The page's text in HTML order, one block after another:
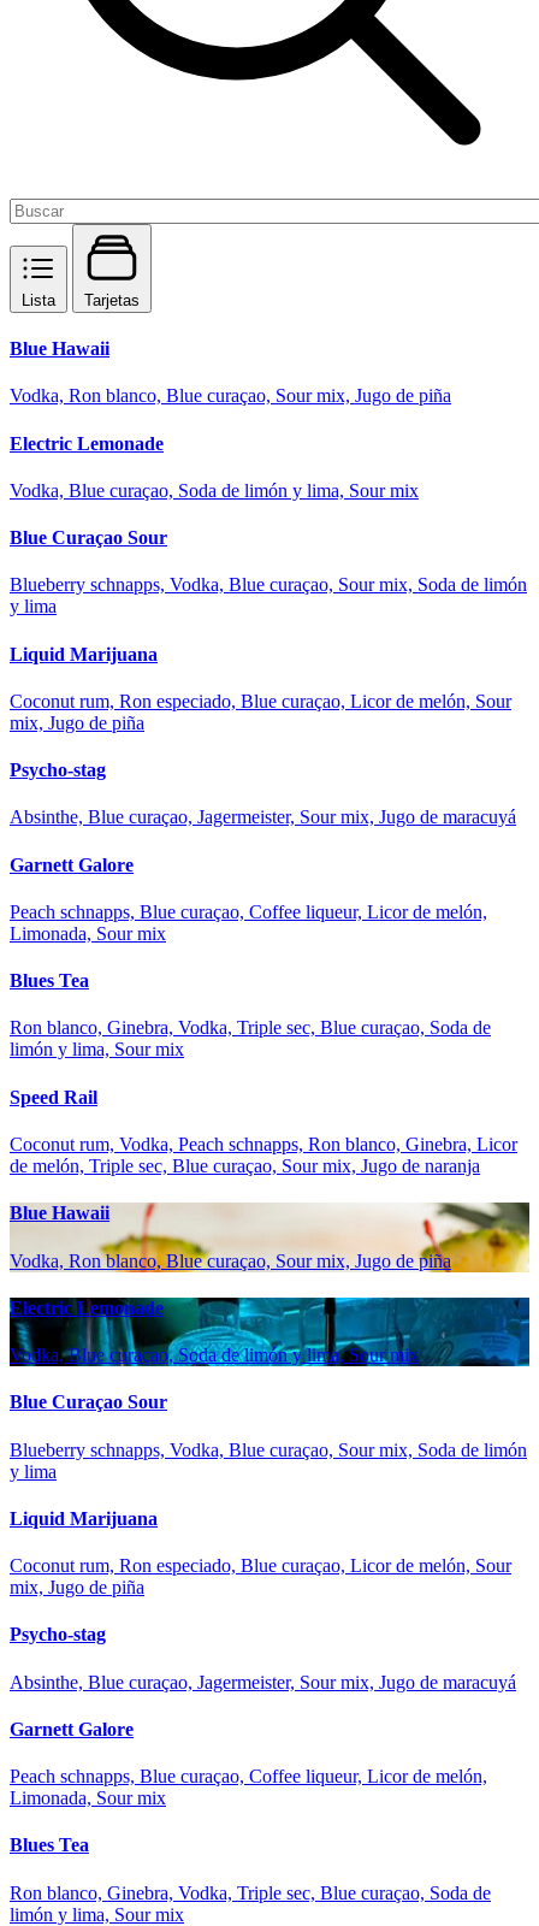
Lista Tarjetas
Blue Hawaii
Vodka, Ron blanco, Blue curaçao, Sour mix, Jugo de piña
Electric Lemonade
Vodka, Blue curaçao, Soda de limón y lima, Sour mix
Blue Curaçao Sour
Blueberry schnapps, Vodka, Blue curaçao, Sour mix, Soda de limón
y lima
Liquid Marijuana
Coconut rum, Ron especiado, Blue curaçao, Licor de melón, Sour
mix, Jugo de piña
Psycho-stag
Absinthe, Blue curaçao, Jagermeister, Sour mix, Jugo de maracuyá
Garnett Galore
Peach schnapps, Blue curaçao, Coffee liqueur, Licor de melón,
Limonada, Sour mix
Blues Tea
Ron blanco, Ginebra, Vodka, Triple sec, Blue curaçao, Soda de
limón y lima, Sour mix
Speed Rail
Coconut rum, Vodka, Peach schnapps, Ron blanco, Ginebra, Licor
de melón, Triple sec, Blue curaçao, Sour mix, Jugo de naranja
Blue Hawaii
Vodka, Ron blanco, Blue curaçao, Sour mix, Jugo de piña
Electric Lemonade
Vodka, Blue curaçao, Soda de limón y lima, Sour mix
Blue Curaçao Sour
Blueberry schnapps, Vodka, Blue curaçao, Sour mix, Soda de limón
y lima
Liquid Marijuana
Coconut rum, Ron especiado, Blue curaçao, Licor de melón, Sour
mix, Jugo de piña
Psycho-stag
Absinthe, Blue curaçao, Jagermeister, Sour mix, Jugo de maracuyá
Garnett Galore
Peach schnapps, Blue curaçao, Coffee liqueur, Licor de melón,
Limonada, Sour mix
Blues Tea
Ron blanco, Ginebra, Vodka, Triple sec, Blue curaçao, Soda de
limón y lima, Sour mix